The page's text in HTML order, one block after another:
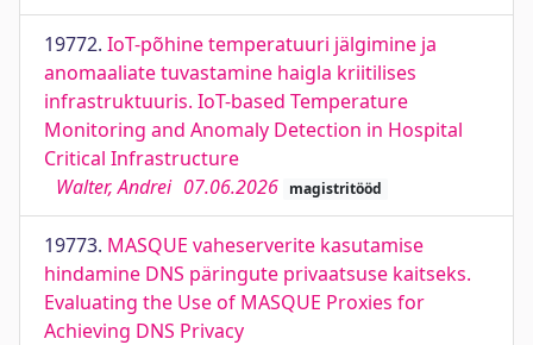
19772. IoT-põhine temperatuuri jälgimine ja
anomaaliate tuvastamine haigla kriitilises
infrastruktuuris. IoT-based Temperature
Monitoring and Anomaly Detection in Hospital
Critical Infrastructure
Walter, Andrei 07.06.2026 magistritööd
19773. MASQUE vaheserverite kasutamise
hindamine DNS päringute privaatsuse kaitseks.
Evaluating the Use of MASQUE Proxies for
Achieving DNS Privacy